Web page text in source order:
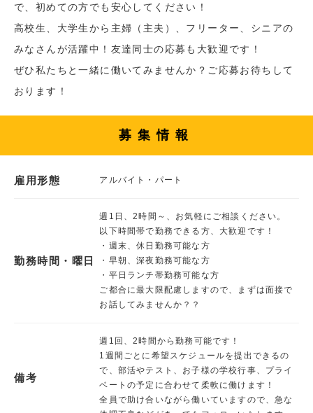
で、初めての方でも安心してください！
高校生、大学生から主婦（主夫）、フリーター、シニアの
みなさんが活躍中！友達同士の応募も大歓迎です！
ぜひ私たちと一緒に働いてみませんか？ご応募お待ちして
おります！
募集情報
雇用形態 アルバイト・パート
勤務時間・曜日
週1日、2時間～、お気軽にご相談ください。
以下時間帯で勤務できる方、大歓迎です！
・週末、休日勤務可能な方
・早朝、深夜勤務可能な方
・平日ランチ帯勤務可能な方
ご都合に最大限配慮しますので、まずは面接で
お話してみませんか？？
備考
週1回、2時間から勤務可能です！
1週間ごとに希望スケジュールを提出できるの
で、部活やテスト、お子様の学校行事、プライ
ベートの予定に合わせて柔軟に働けます！
全員で助け合いながら働いていますので、急な